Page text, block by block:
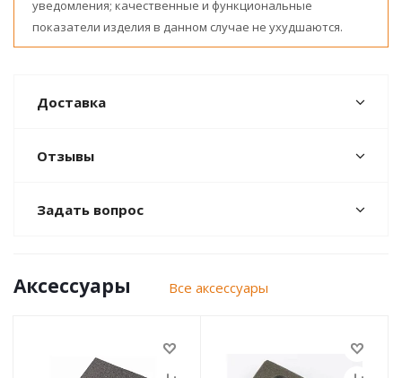
уведомления; качественные и функциональные
показатели изделия в данном случае не ухудшаются.
Доставка
Отзывы
Задать вопрос
Аксессуары Все аксессуары